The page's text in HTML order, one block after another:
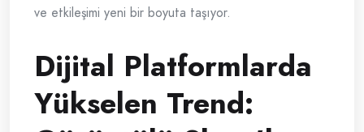
ve etkileşimi yeni bir boyuta taşıyor.
Dijital Platformlarda
Yükselen Trend: